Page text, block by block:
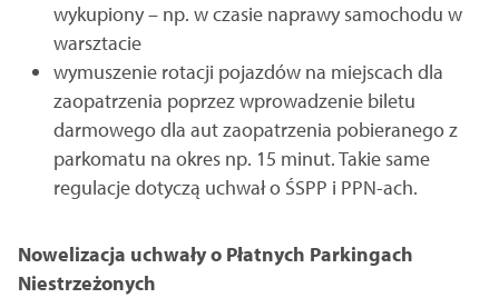
wykupiony – np. w czasie naprawy samochodu w
warsztacie
wymuszenie rotacji pojazdów na miejscach dla
zaopatrzenia poprzez wprowadzenie biletu
darmowego dla aut zaopatrzenia pobieranego z
parkomatu na okres np. 15 minut. Takie same
regulacje dotyczą uchwał o ŚSPP i PPN-ach.
Nowelizacja uchwały o Płatnych Parkingach
Niestrzeżonych